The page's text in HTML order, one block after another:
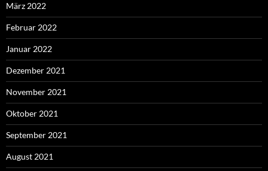
März 2022
Februar 2022
Januar 2022
Dezember 2021
November 2021
Oktober 2021
September 2021
August 2021